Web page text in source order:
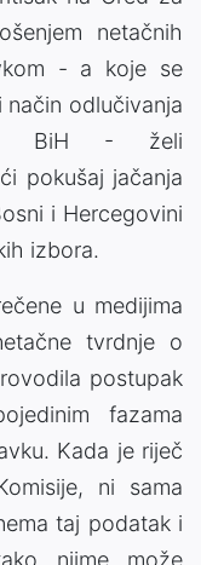
netačnih
- a koje se
odlučivanja
BiH - želi
pokušaj jačanja
i Hercegovini
izbora.
u medijima
tvrdnje o
postupak
fazama
Kada je riječ
ni sama
taj podatak i
njime može